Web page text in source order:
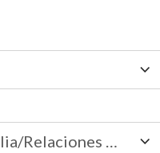
Condados
Tribunal de Familia/Relaciones Domésticas